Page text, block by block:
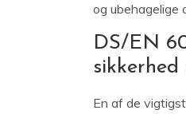
og ubehagelige
DS/EN
En af de